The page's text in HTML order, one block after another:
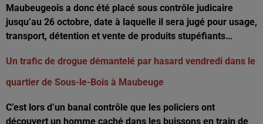
Maubeugeois a donc été placé sous contrôle judicaire
jusqu’au 26 octobre, date à laquelle il sera jugé pour usage,
transport, détention et vente de produits stupéfiants…
Un trafic de drogue démantelé par hasard vendredi dans le
quartier de Sous-le-Bois à Maubeuge
C’est lors d’un banal contrôle que les policiers ont
découvert un homme caché dans les buissons en train de